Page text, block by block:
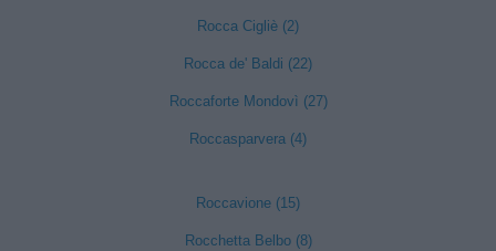
Rocca Cigliè (2)
Rocca de' Baldi (22)
Roccaforte Mondovì (27)
Roccasparvera (4)
Roccavione (15)
Rocchetta Belbo (8)